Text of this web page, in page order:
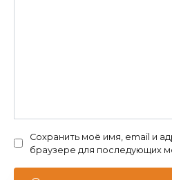
Сохранить моё имя, email и
браузере для последующих